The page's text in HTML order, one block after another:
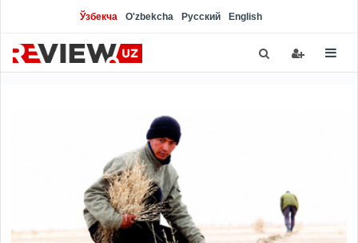
Ўзбекча O'zbekcha Русский English